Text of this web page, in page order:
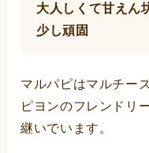
大人しくて甘えん
少し頑固
マルパピはマルチー
ピヨンのフレンドリ
継いでいます。